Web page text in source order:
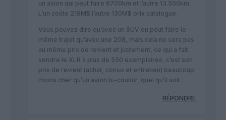
un avion qui peut faire 8700km et l’autre 13.500km.
L’un coûte 218M$ l’autre 130M$ prix catalogue.
Vous pouvez dire qu’avec un SUV on peut faire le
même trajet qu’avec une 208, mais cela ne sera pas
au même prix de revient et justement, ce qui a fait
vendre le XLR à plus de 550 exemplaires, c’est son
prix de revient (achat, conso et entretien) beaucoup
moins cher qu’un avion bi-couloir, quel qu’il soit.
RÉPONDRE